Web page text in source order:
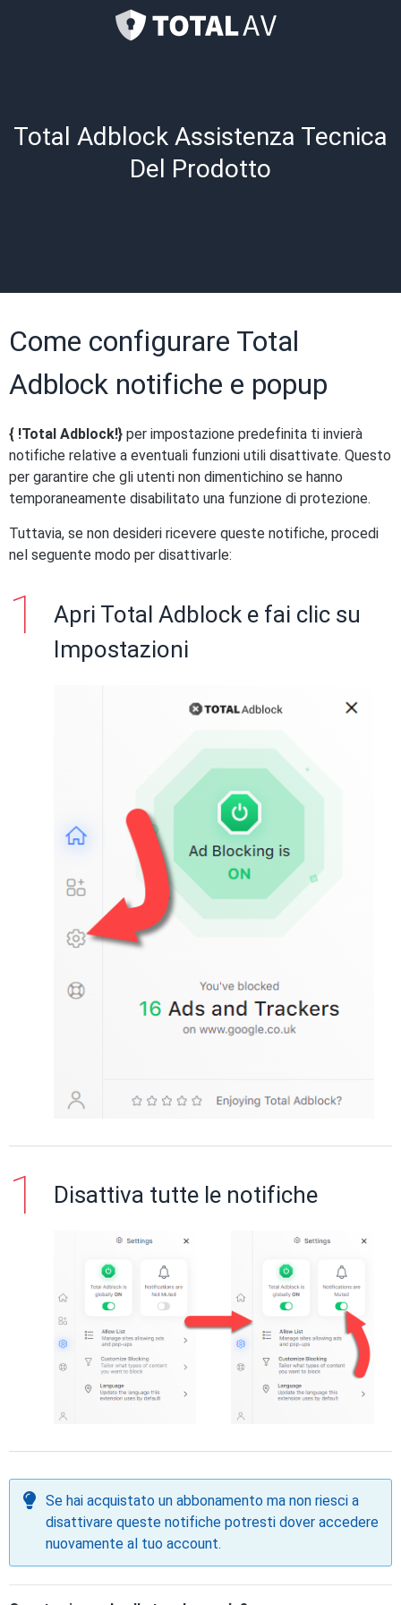
Total Adblock Assistenza Tecnica
Del Prodotto
Come configurare Total
Adblock notifiche e popup
{ !Total Adblock!} per impostazione predefinita ti invierà
notifiche relative a eventuali funzioni utili disattivate. Questo
per garantire che gli utenti non dimentichino se hanno
temporaneamente disabilitato una funzione di protezione.
Tuttavia, se non desideri ricevere queste notifiche, procedi
nel seguente modo per disattivarle:
Apri Total Adblock e fai clic su
Impostazioni
Disattiva tutte le notifiche
Se hai acquistato un abbonamento ma non riesci a
disattivare queste notifiche potresti dover accedere
nuovamente al tuo account.